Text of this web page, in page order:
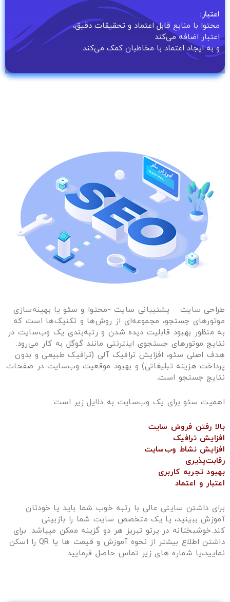
اعتبار:
محتوا با منابع قابل اعتماد و تحقیقات دقیق،
اعتبار اضافه می‌کند
و به ایجاد اعتماد با مخاطبان کمک می‌کند.
طراحی سایت – پشتیبانی سایت -محتوا و سئو یا بهینه‌سازی
موتورهای جستجو، مجموعه‌ای از روش‌ها و تکنیک‌ها است که
به منظور بهبود قابلیت دیده شدن و رتبه‌بندی یک وب‌سایت در
نتایج موتورهای جستجوی اینترنتی مانند گوگل به کار می‌رود.
هدف اصلی سئو، افزایش ترافیک آلی (ترافیک طبیعی و بدون
پرداخت هزینه تبلیغاتی) و بهبود موقعیت وب‌سایت در صفحات
نتایج جستجو است.
اهمیت سئو برای یک وب‌سایت به دلایل زیر است:
بالا رفتن فروش سایت
افزایش ترافیک
افزایش نشاط وب‌سایت
رقابت‌پذیری
بهبود تجربه کاربری
اعتبار و اعتماد
برای داشتن سایتی عالی با رتبه خوب شما باید یا خودتان
آموزش ببینید، یا یک متخصص سایت شما را بازبینی
کند.خوشبختانه در پرتو تبریز هر دو گزینه ممکن میباشد. برای
داشتن اطلاع بیشتر از نحوه آموزش و قیمت ها یا QR را اسکن
نمایید،یا شماره های زیر تماس حاصل فرمایید.